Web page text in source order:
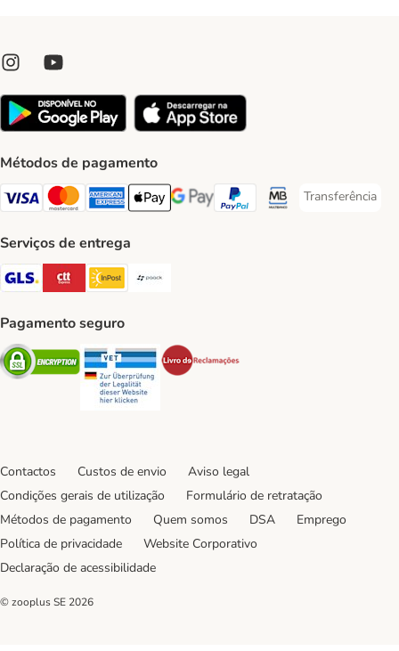
Métodos de pagamento
Visa Payment Method
Mastercard Payment Method
American Express Payment Method
Apple Pay Payment Method
Google Pay Payment Method
PayPal Payment Method
Multibanco Payment
Transferência
Transferência
Serviços de entrega
GLS Shipping Method
CTTExpress Shipping Method
InPost Shipping Method
Pagamento seguro
Security Security
Contactos Custos de envio
Aviso legal
Condições gerais de utilização
Formulário de retratação
Métodos de pagamento
Quem somos DSA
Emprego
Política de privacidade
Website Corporativo
Declaração de acessibilidade
© zooplus SE 2026